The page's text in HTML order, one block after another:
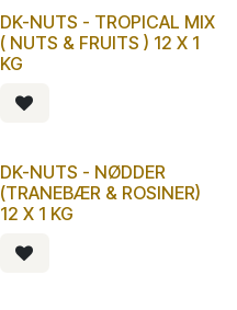
DK-NUTS - TROPICAL MIX
( NUTS & FRUITS ) 12 X 1
KG
DK-NUTS - NØDDER
(TRANEBÆR & ROSINER)
12 X 1 KG